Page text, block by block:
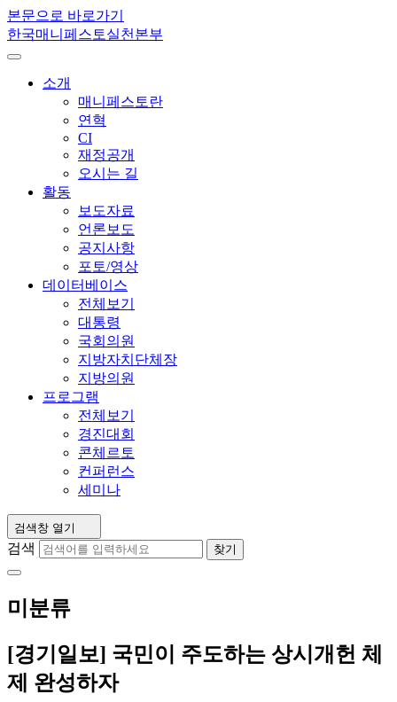
본문으로 바로가기
한국매니페스토실천본부
소개
매니페스토란
연혁
CI
재정공개
오시는 길
활동
보도자료
언론보도
공지사항
포토/영상
데이터베이스
전체보기
대통령
국회의원
지방자치단체장
지방의원
프로그램
전체보기
경진대회
콘체르토
컨퍼런스
세미나
검색창 열기
검색 찾기
미분류
[경기일보] 국민이 주도하는 상시개헌 체
제 완성하자